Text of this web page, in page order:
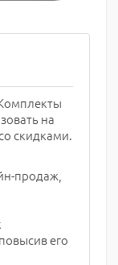
на
скидками.
продаж,
его